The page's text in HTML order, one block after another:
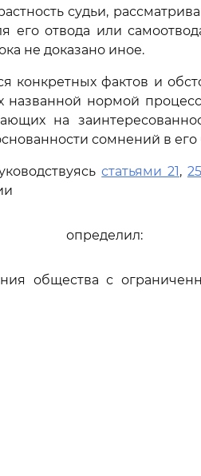
судьи,
его отвода или
не доказано иное.
конкретных фактов и
нормой
на
сомнений в его
статьями 21, 25
определил:
общества с